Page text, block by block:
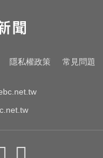
：影響
送煞！
隱私權政策 常見問題